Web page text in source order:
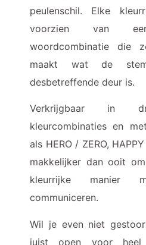
peulenschil. Elke
voorzien van een
woordcombinatie die
maakt wat de
desbetreffende deur is.
Verkrijgbaar in
kleurcombinaties en
als HERO / ZERO,
makkelijker dan ooit
kleurrijke manier
communiceren.
Wil je even niet
juist open voor heel